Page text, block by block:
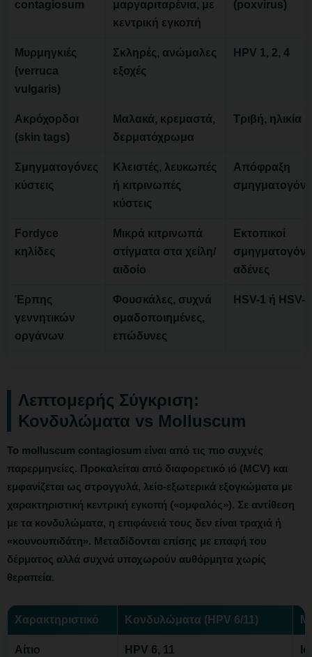
contagiosum
μαργαριταρένια, με
κεντρική εγκοπή
(poxvirus)
Μυρμηγκιές
(verruca
vulgaris)
Σκληρές, ανώμαλες
εξοχές
HPV 1, 2, 4
Ακρόχορδοι
(skin tags)
Μαλακά, κρεμαστά,
δερματόχρωμα
Τριβή, ηλικία
Σμηγματογόνες
κύστεις
Κλειστές, λευκωπές
ή κιτρινωπές
κύστεις
Απόφραξη
Fordyce
κηλίδες
Μικρά κιτρινωπά
στίγματα στα χείλη/
αιδοίο
Εκτοπικοί
αδένες
Έρπης
γεννητικών
οργάνων
Φουσκάλες, συχνά
ομαδοποιημένες,
επώδυνες
HSV-1 ή HSV-2
Λεπτομερής Σύγκριση:
Κονδυλώματα vs Molluscum
Το molluscum contagiosum είναι από τις πιο συχνές
παρερμηνείες. Προκαλείται από διαφορετικό ιό (MCV) και
εμφανίζεται ως στρογγυλά, λείο-εξωτερικά εξογκώματα με
χαρακτηριστική κεντρική εγκοπή («ομφαλός»). Σε αντίθεση
με τα κονδυλώματα, η επιφάνειά τους δεν είναι τραχιά ή
«κουνουπιδάτη». Μεταδίδονται επίσης με επαφή του
δέρματος αλλά συχνά υποχωρούν αυθόρμητα χωρίς
θεραπεία.
Χαρακτηριστικό Κονδυλώματα (HPV 6/11)
Αίτιο HPV 6, 11